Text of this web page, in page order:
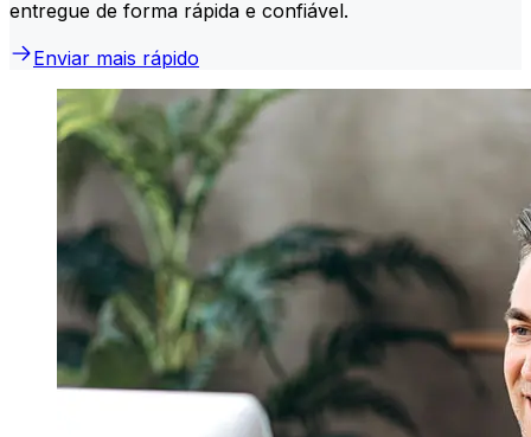
entregue de forma rápida e confiável.
Enviar mais rápido